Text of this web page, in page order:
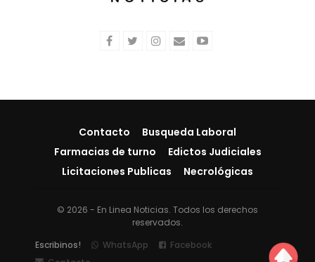
Contacto
Busqueda Laboral
Farmacias de turno
Edictos Judiciales
Licitaciones Publicas
Necrológicas
© 2026 - En Linea Noticias. Todos los derechos
reservados.
Escribinos!
WhatsApp
Facebook